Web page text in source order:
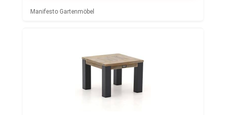
Manifesto Gartenmöbel